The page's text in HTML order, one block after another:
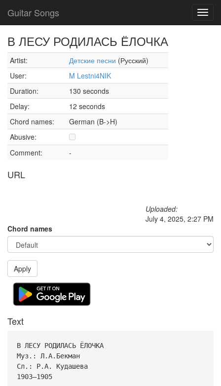
Guitar Songs
В ЛЕСУ РОДИЛАСЬ ЁЛОЧКА
Artist: Детские песни (Русский)
User:
M Lestni4NIK
Duration:
130 seconds
Delay:
12 seconds
Chord names:
German (B->H)
Abusive:
Comment:
-
URL
Uploaded:
July 4, 2025, 2:27 PM
Chord names
Apply
Text
В ЛЕСУ РОДИЛАСЬ ЁЛОЧКА
Муз.: Л.А.Бекман
Сл.: Р.А. Кудашева
1903—1905